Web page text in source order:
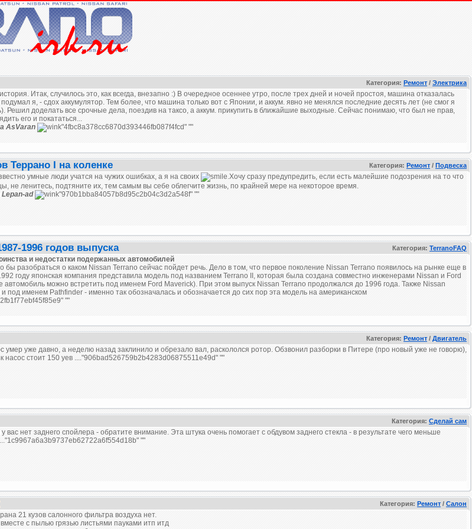
Категория: Ремонт / Электрика
Итак, случилось это, как всегда, внезапно :) В очередное осеннее утро, после трех дней и ночей простоя, машина отказалась
я, - сдох аккумулятор. Тем более, что машина только вот с Японии, и аккум. явно не менялся последние десять лет (не смог я
Решил доделать все срочные дела, поездив на таксо, а аккум. прикупить в ближайшие выходные. Сейчас понимаю, что был не прав,
его и покататься...
AsVaran
"4fbc8a378cc6870d393446fb087f4fcd" ""
Террано I на коленке Категория: Ремонт / Подвеска
умные люди учатся на чужих ошибках, а я на своих
.Хочу сразу предупредить, если есть малейшие подозрения на то что
не ленитесь, подтяните их, тем самым вы себе облегчите жизнь, по крайней мере на некоторое время.
Lepan-ad "970b1bba84057b8d95c2b04c3d2a548f" ""
1996 годов выпуска Категория: TerranoFAQ
и недостатки подержанных автомобилей
разобраться о каком Nissan Terrano сейчас пойдет речь. Дело в том, что первое поколение Nissan Terrano появилось на рынке еще в
году японская компания представила модель под названием Terrano II, которая была создана совместно инженерами Nissan и Ford
автомобиль можно встретить под именем Ford Maverick). При этом выпуск Nissan Terrano продолжался до 1996 года. Также Nissan
под именем Pathfinder - именно так обозначалась и обозначается до сих пор эта модель на американском
""
Категория: Ремонт / Двигатель
умер уже давно, а неделю назад заклинило и обрезало вал, раскололся ротор. Обзвонил разборки в Питере (про новый уже не говорю),
насос стоит 150 уев ...."906bad526759b2b4283d06875511e49d" ""
Категория: Сделай сам
вас нет заднего спойлера - обратите внимание. Эта штука очень помогает с обдувом заднего стекла - в результате чего меньше
""
Категория: Ремонт / Салон
21 кузов салонного фильтра воздуха нет.
с пылью грязью листьями пауками итп итд